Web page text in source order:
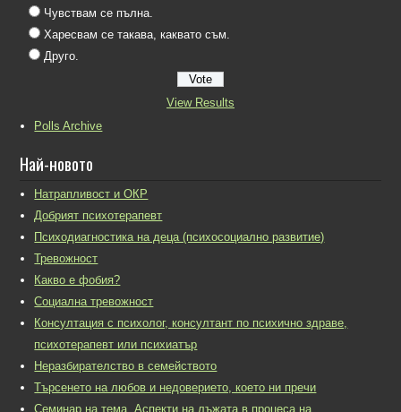
Чувствам се пълна.
Харесвам се такава, каквато съм.
Друго.
View Results
Polls Archive
Най-новото
Натрапливост и ОКР
Добрият психотерапевт
Психодиагностика на деца (психосоциално развитие)
Тревожност
Какво е фобия?
Социална тревожност
Консултация с психолог, консултант по психично здраве,
психотерапевт или психиатър
Неразбирателство в семейството
Търсенето на любов и недоверието, което ни пречи
Семинар на тема „Аспекти на лъжата в процеса на